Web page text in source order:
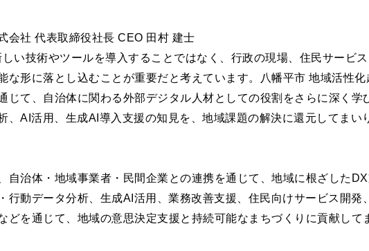
会社 代表取締役社長 CEO 田村 建士
しい技術やツールを導入することではなく、行政の現場、住民サービ
な形に落とし込むことが重要だと考えています。八幡平市 地域活性
じて、自治体に関わる外部デジタル人材としての役割をさらに深く学
、AI活用、生成AI導入支援の知見を、地域課題の解決に還元してまい
自治体・地域事業者・民間企業との連携を通じて、地域に根ざした
行動データ分析、生成AI活用、業務改善支援、住民向けサービス開発
どを通じて、地域の意思決定支援と持続可能なまちづくりに貢献して